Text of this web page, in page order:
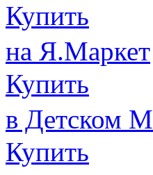
Купить
на Я.Маркет
Купить
в Детском
Купить